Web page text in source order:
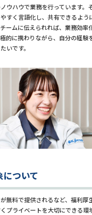
ウハウで業務を行っています。
すく言語化し、共有できるよう
ームに伝えられれば、業務効率
的に携わりながら、自分の経験
いです。
ついて
無料で提供されるなど、福利厚
プライベートを大切にできる環